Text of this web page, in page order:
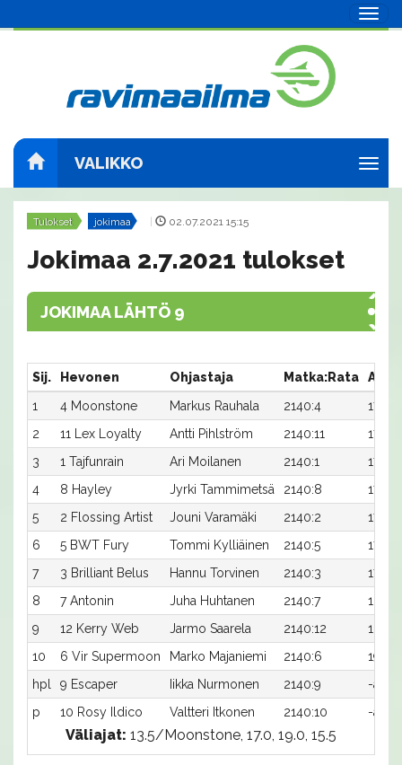
VALIKKO
Tulokset jokimaa 02.07.2021 15:15
Jokimaa 2.7.2021 tulokset
JOKIMAA LÄHTÖ 9
Sij. Hevonen Ohjastaja Matka:Rata
Aika
1
4 Moonstone Markus Rauhala 2140:4
17,1a
2
11 Lex Loyalty Antti Pihlström 2140:11
17,2a
3
1 Tajfunrain Ari Moilanen 2140:1
17,2a
4
8 Hayley Jyrki Tammimetsä 2140:8
17,4ax
5
2 Flossing Artist Jouni Varamäki 2140:2
17,4a
6
5 BWT Fury Tommi Kylliäinen 2140:5
17,5a
7
3 Brilliant Belus Hannu Torvinen 2140:3
17,5a
8
7 Antonin Juha Huhtanen 2140:7
18,4a
9
12 Kerry Web Jarmo Saarela 2140:12
18,7a
10
6 Vir Supermoon Marko Majaniemi 2140:6
19,4a
hpl
9 Escaper Iikka Nurmonen 2140:9
-a
p
10 Rosy Ildico Valtteri Itkonen 2140:10 -a
Väliajat: 13.5/Moonstone, 17.0, 19.0, 15.5